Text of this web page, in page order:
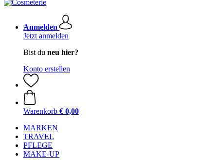
Anmelden
Jetzt anmelden
Bist du neu hier?
Konto erstellen
Warenkorb € 0,00
MARKEN
TRAVEL
PFLEGE
MAKE-UP